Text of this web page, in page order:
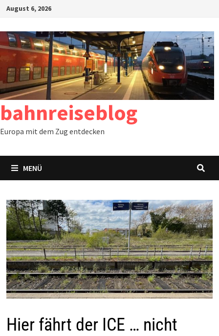
Zum
springen
August 6, 2026
bahnreiseblog
Europa mit dem Zug entdecken
MENÜ
Hier fährt der ICE … nicht